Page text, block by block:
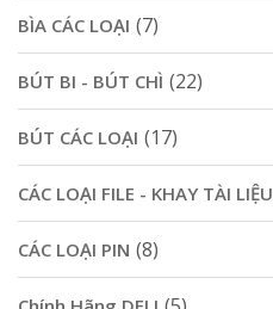
BÌA CÁC LOẠI (7)
BÚT BI - BÚT CHÌ (22)
BÚT CÁC LOẠI (17)
CÁC LOẠI FILE - KHAY TÀI LIỆU
CÁC LOẠI PIN (8)